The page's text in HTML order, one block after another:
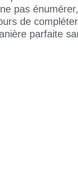
pas
de
parfaite